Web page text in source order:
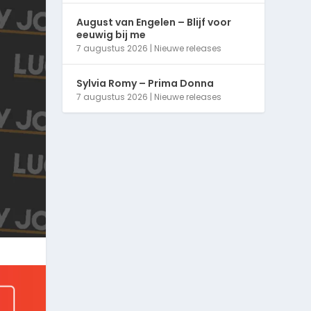
August van Engelen – Blijf voor
eeuwig bij me
7 augustus 2026 | Nieuwe releases
Sylvia Romy – Prima Donna
7 augustus 2026 | Nieuwe releases